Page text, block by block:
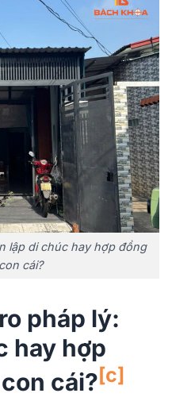
lập di chúc hay hợp đồng
cái?
pháp lý:
hay hợp
cái?[c]